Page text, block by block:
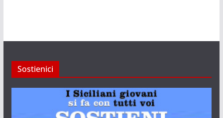
Sostienici